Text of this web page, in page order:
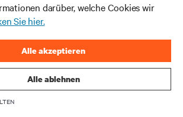
IN KONTAKT
darüber, welche Cookies wir
Sie hier.
Alle ablehnen
Alle akzeptieren